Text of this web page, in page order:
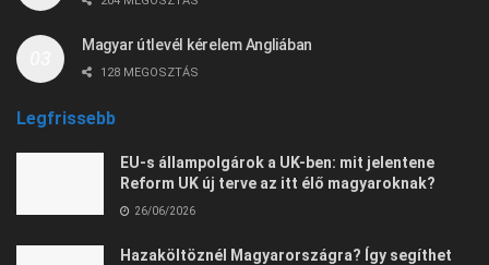
Magyar útlevél kérelem Angliában
128 MEGOSZTÁS
Legfrissebb
EU-s állampolgárok a UK-ben: mit jelentene
Reform UK új terve az itt élő magyaroknak?
26/06/2026
Hazaköltöznél Magyarországra? Így segíthet